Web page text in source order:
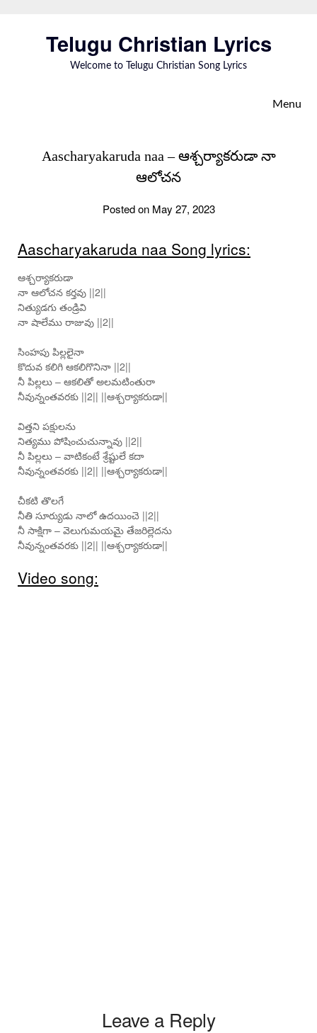
Telugu Christian Lyrics
Welcome to Telugu Christian Song Lyrics
Menu
Aascharyakaruda naa – ఆశ్చర్యాకరుడా నా
ఆలోచన
Posted on May 27, 2023
Aascharyakaruda naa Song lyrics:
ఆశ్చర్యాకరుడా
నా ఆలోచన కర్తవు ||2||
నిత్యుడగు తండ్రివి
నా షాలేము రాజువు ||2||
సింహపు పిల్లలైనా
కొదువ కలిగి ఆకలిగొనినా ||2||
నీ పిల్లలు – ఆకలితో అలమటింతురా
నీవున్నంతవరకు ||2|| ||ఆశ్చర్యాకరుడా||
విత్తని పక్షులను
నిత్యము పోషించుచున్నావు ||2||
నీ పిల్లలు – వాటికంటే శ్రేష్టులే కదా
నీవున్నంతవరకు ||2|| ||ఆశ్చర్యాకరుడా||
చీకటి తొలగే
నీతి సూర్యుడు నాలో ఉదయించె ||2||
నీ సాక్షిగా – వెలుగుమయమై తేజరిల్లెదను
నీవున్నంతవరకు ||2|| ||ఆశ్చర్యాకరుడా||
Video song:
Leave a Reply